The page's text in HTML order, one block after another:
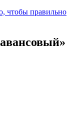
чтобы правильно